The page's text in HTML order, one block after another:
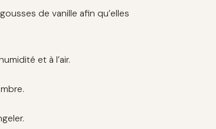
de vanille afin qu’elles
et à l’air.